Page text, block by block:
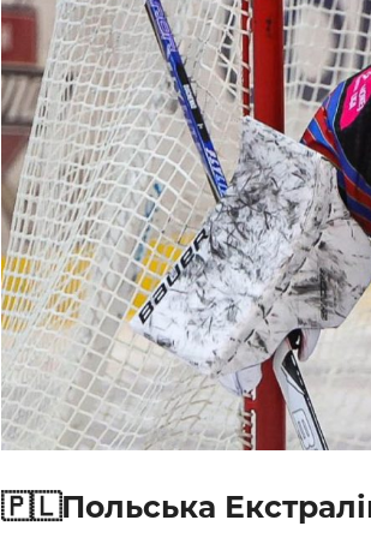
🇵🇱Польська